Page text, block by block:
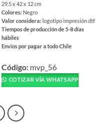
29.5 x 42 x 12 cm
Colores: Negro
Valor considera: logotipo impresión dtf
Tiempos de producción de 5-8 días
hábiles
Envíos por pagar a todo Chile
producto
tiene
múltiples
Las
opciones
Código: mvp_56
COTIZAR VÍA WHATSAPP